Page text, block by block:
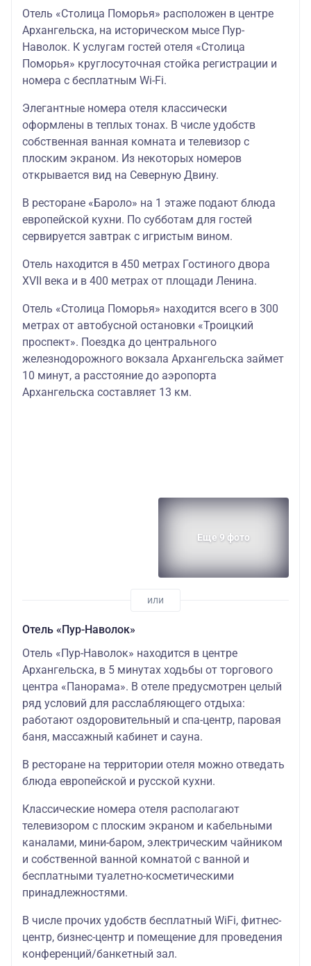
Отель «Столица Поморья» расположен в центре
Архангельска, на историческом мысе Пур-
Наволок. К услугам гостей отеля «Столица
Поморья» круглосуточная стойка регистрации и
номера с бесплатным Wi-Fi.
Элегантные номера отеля классически
оформлены в теплых тонах. В числе удобств
собственная ванная комната и телевизор с
плоским экраном. Из некоторых номеров
открывается вид на Северную Двину.
В ресторане «Бароло» на 1 этаже подают блюда
европейской кухни. По субботам для гостей
сервируется завтрак с игристым вином.
Отель находится в 450 метрах Гостиного двора
XVII века и в 400 метрах от площади Ленина.
Отель «Столица Поморья» находится всего в 300
метрах от автобусной остановки «Троицкий
проспект». Поездка до центрального
железнодорожного вокзала Архангельска займет
10 минут, а расстояние до аэропорта
Архангельска составляет 13 км.
Еще 9 фото
Отель «Пур-Наволок»
Отель «Пур-Наволок» находится в центре
Архангельска, в 5 минутах ходьбы от торгового
центра «Панорама». В отеле предусмотрен целый
ряд условий для расслабляющего отдыха:
работают оздоровительный и спа-центр, паровая
баня, массажный кабинет и сауна.
В ресторане на территории отеля можно отведать
блюда европейской и русской кухни.
Классические номера отеля располагают
телевизором с плоским экраном и кабельными
каналами, мини-баром, электрическим чайником
и собственной ванной комнатой с ванной и
бесплатными туалетно-косметическими
принадлежностями.
В числе прочих удобств бесплатный WiFi, фитнес-
центр, бизнес-центр и помещение для проведения
конференций/банкетный зал.